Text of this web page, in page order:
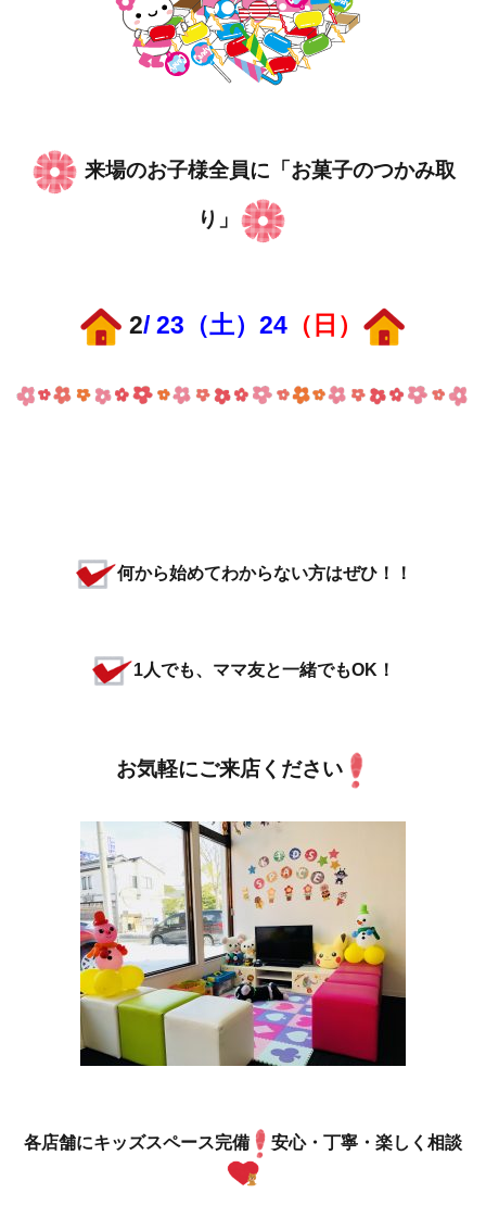
来場のお子様全員に「お菓子のつかみ取
り」
2/ 23（土）24 （日）
何から始めてわからない方はぜひ！！
1人でも、ママ友と一緒でもOK！
お気軽にご来店ください
各店舗にキッズスペース完備 安心・丁寧・楽しく相談